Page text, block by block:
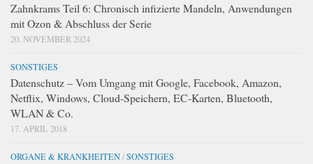
Zahnkrams Teil 6: Chronisch infizierte Mandeln, Anwendungen
mit Ozon & Abschluss der Serie
20. NOVEMBER 2024
SONSTIGES
Datenschutz – Vom Umgang mit Google, Facebook, Amazon,
Netflix, Windows, Cloud-Speichern, EC-Karten, Bluetooth,
WLAN & Co.
17. APRIL 2018
ORGANE & KRANKHEITEN/SONSTIGES